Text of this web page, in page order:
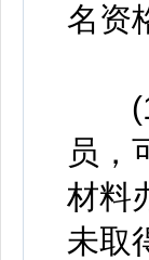
名资
员，
材料
未取